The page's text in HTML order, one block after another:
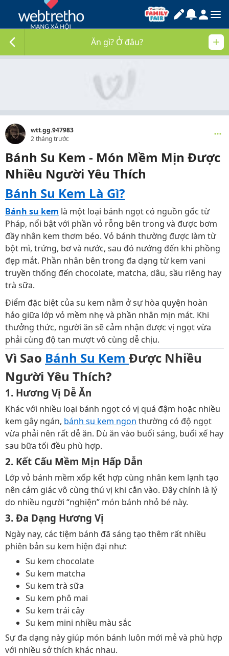
Ăn gì? Ở đâu?
wtt.gg.947983
2 tháng trước
Bánh Su Kem - Món Mềm Mịn Được
Nhiều Người Yêu Thích
Bánh Su Kem Là Gì?
Bánh su kem là một loại bánh ngọt có nguồn gốc từ
Pháp, nổi bật với phần vỏ rỗng bên trong và được bơm
đầy nhân kem thơm béo. Vỏ bánh thường được làm từ
bột mì, trứng, bơ và nước, sau đó nướng đến khi phồng
đẹp mắt. Phần nhân bên trong đa dạng từ kem vani
truyền thống đến chocolate, matcha, dâu, sầu riêng hay
trà sữa.
Điểm đặc biệt của su kem nằm ở sự hòa quyện hoàn
hảo giữa lớp vỏ mềm nhẹ và phần nhân mịn mát. Khi
thưởng thức, người ăn sẽ cảm nhận được vị ngọt vừa
phải cùng độ tan mượt vô cùng dễ chịu.
Vì Sao Bánh Su Kem Được Nhiều
Người Yêu Thích?
1. Hương Vị Dễ Ăn
Khác với nhiều loại bánh ngọt có vị quá đậm hoặc nhiều
kem gây ngán, bánh su kem ngon thường có độ ngọt
vừa phải nên rất dễ ăn. Dù ăn vào buổi sáng, buổi xế hay
sau bữa tối đều phù hợp.
2. Kết Cấu Mềm Mịn Hấp Dẫn
Lớp vỏ bánh mềm xốp kết hợp cùng nhân kem lạnh tạo
nên cảm giác vô cùng thú vị khi cắn vào. Đây chính là lý
do nhiều người “nghiện” món bánh nhỏ bé này.
3. Đa Dạng Hương Vị
Ngày nay, các tiệm bánh đã sáng tạo thêm rất nhiều
phiên bản su kem hiện đại như:
Su kem chocolate
Su kem matcha
Su kem trà sữa
Su kem phô mai
Su kem trái cây
Su kem mini nhiều màu sắc
Sự đa dạng này giúp món bánh luôn mới mẻ và phù hợp
với nhiều sở thích khác nhau.